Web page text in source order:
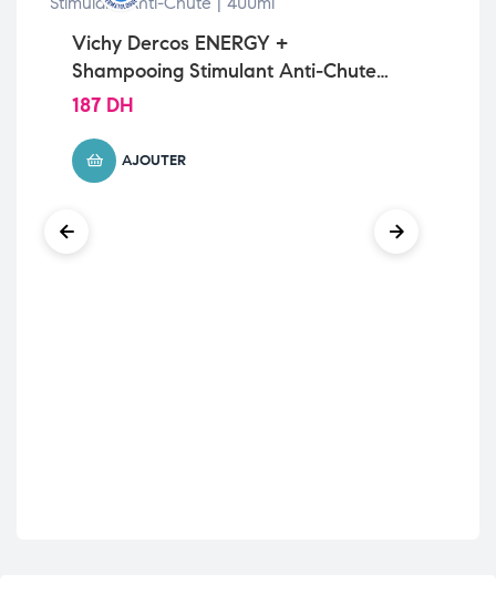
Vichy Dercos ENERGY +
Shampooing Stimulant Anti-Chute |
400ml
187 DH
AJOUTER